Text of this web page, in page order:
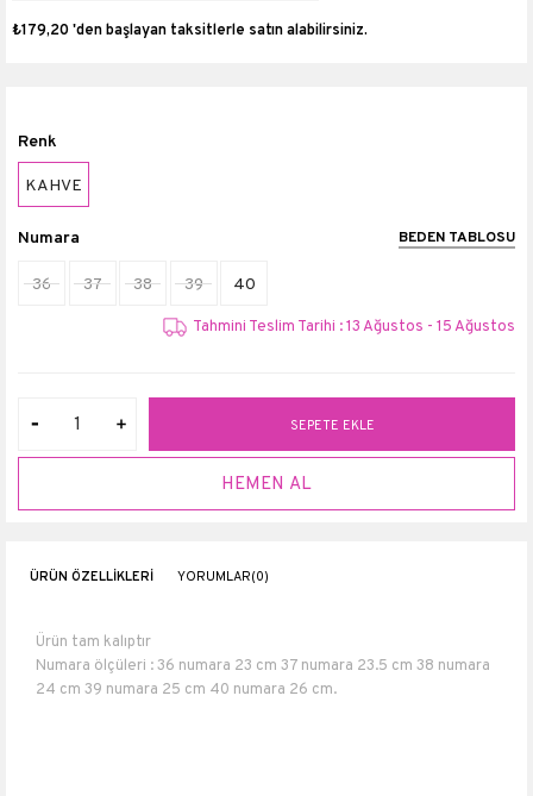
₺179,20'den başlayan taksitlerle
Renk
KAHVE
Numara BEDEN TABLOSU
36 37 38 39 40
Tahmini Teslim Tarihi : 13 Ağustos - 15 Ağustos
ÜRÜN ÖZELLIKLERI YORUMLAR(0)
Ürün tam kalıptır
Numara ölçüleri : 36 numara 23 cm 37 numara 23.5 cm 38 numara
24 cm 39 numara 25 cm 40 numara 26 cm.